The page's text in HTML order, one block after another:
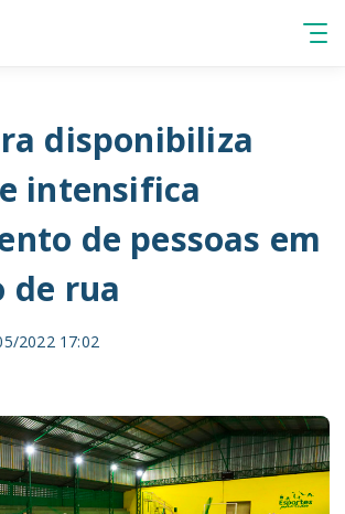
disponibiliza
intensifica
de pessoas em
de rua
2022 17:02